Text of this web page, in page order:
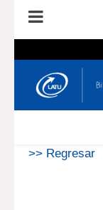
>> Regresar